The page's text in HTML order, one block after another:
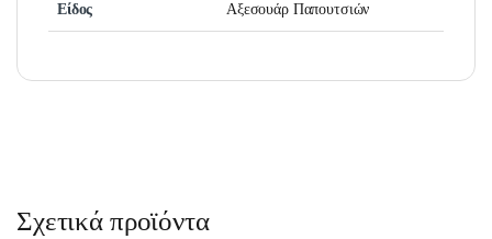
Είδος Αξεσουάρ Παπουτσιών
Σχετικά προϊόντα